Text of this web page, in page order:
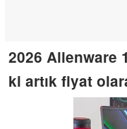
2026 Alienware
ki artık fiyat